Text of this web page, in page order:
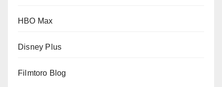
HBO Max
Disney Plus
Filmtoro Blog